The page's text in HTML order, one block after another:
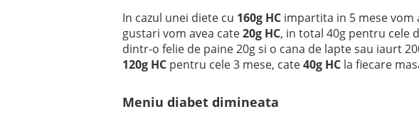
In cazul unei diete cu 160g HC impartita in 5 mese vom
gustari vom avea cate20g HC, in total 40g pentru cele
dintr-o felie de paine 20g si o cana de lapte sau iaurt
120g HC pentru cele 3 mese, cate40g HC la fiecare
Meniu diabet dimineata